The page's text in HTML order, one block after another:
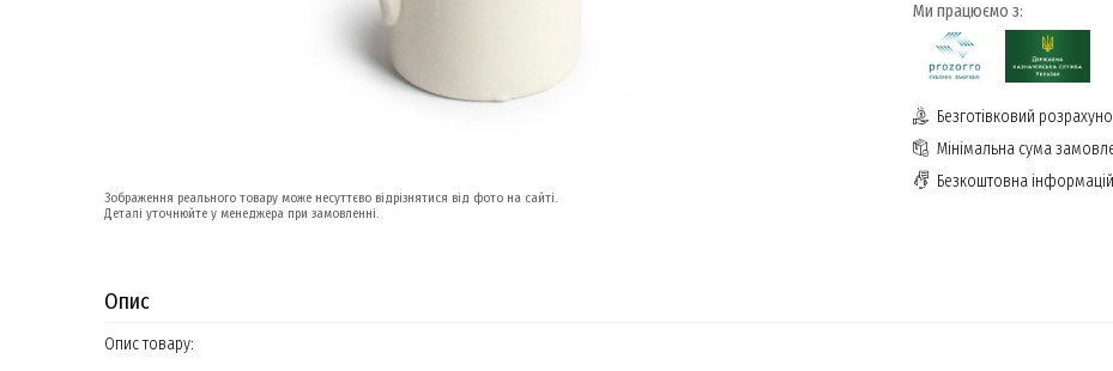
Зображення реального товару може несуттєво відрізнятися від фото на сайті.
Деталі уточнюйте у менеджера при замовленні.
Ми працюємо з:
Безготівковий
Мінімальна сума
Безкоштовна
Опис
Опис товару: